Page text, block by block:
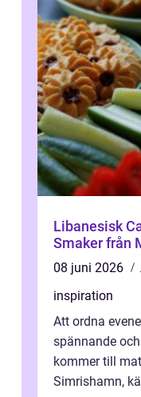
Libanesisk
Smaker från
08 juni 2026
inspiration
Att ordna
spännande
kommer till
Simrishamn,